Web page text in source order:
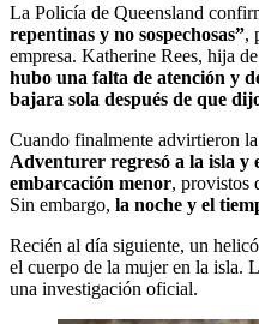
La Policía de Queensland
repentinas y no sospechosas”,
empresa. Katherine Rees, hija
hubo una falta de atención y
bajara sola después de que
Cuando finalmente advirtieron
Adventurer regresó a la isla y
embarcación menor, provistos
Sin embargo, la noche y el
Recién al día siguiente, un
el cuerpo de la mujer en la isla.
una investigación oficial.